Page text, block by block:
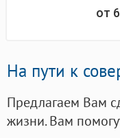
от
На пути к
Предлагаем Вам
жизни. Вам